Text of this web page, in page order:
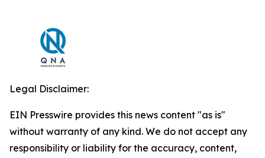
Legal Disclaimer:
EIN Presswire provides this news content "as is"
without warranty of any kind. We do not accept any
responsibility or liability for the accuracy, content,